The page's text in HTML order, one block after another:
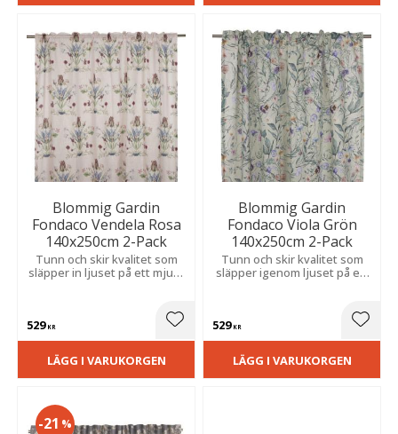
Blommig Gardin
Fondaco Vendela Rosa
140x250cm 2-Pack
Tunn och skir kvalitet som
släpper in ljuset på ett mjukt
529KR Lägg till i favoriter
LÄGG I VARUKORGEN
Blommig Gardin
Fondaco Viola Grön
140x250cm 2-Pack
Tunn och skir kvalitet som
släpper igenom ljuset på ett
529KR
LÄGG I VARUKORGEN
21 %